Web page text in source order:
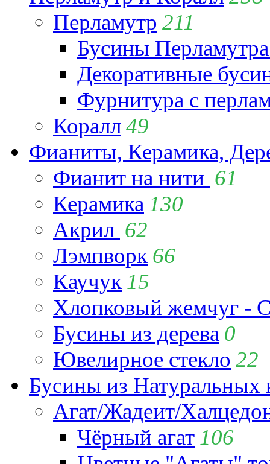
Перламутр 211
Бусины
Декоративные
Фурнитура с
Коралл49
Фианиты, Керамика,
Фианит на нити 61
Керамика 130
Акрил 62
Лэмпворк 66
Каучук 15
Хлопковый жемчуг -
Бусины из дерева 0
Ювелирное стекло 22
Бусины из Натуральных
Агат/Жадеит/
Чёрный агат 106